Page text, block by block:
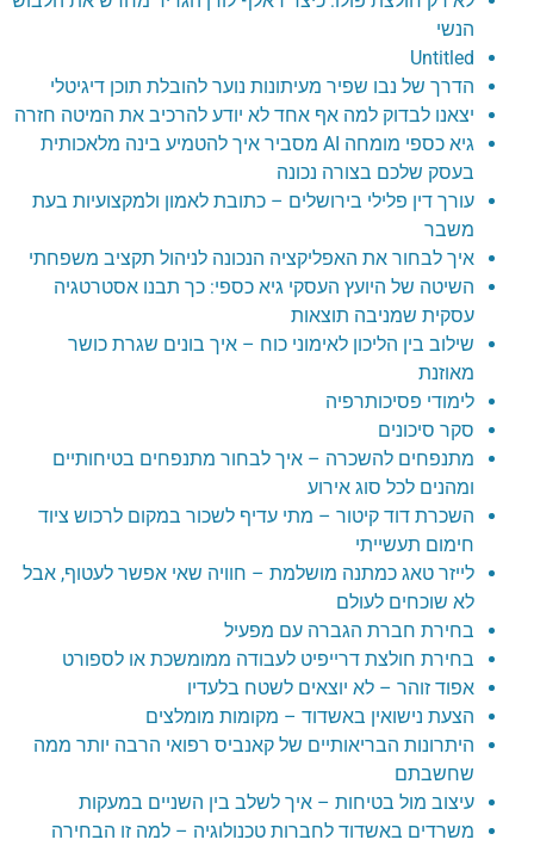
הנשי
Untitled
הדרך של נבו שפיר מעיתונות נוער להובלת תוכן דיגיטלי
יצאנו לבדוק למה אף אחד לא יודע להרכיב את המיטה חזרה
גיא כספי מומחה AI מסביר איך להטמיע בינה מלאכותית
בעסק שלכם בצורה נכונה
עורך דין פלילי בירושלים – כתובת לאמון ולמקצועיות בעת
משבר
איך לבחור את האפליקציה הנכונה לניהול תקציב משפחתי
השיטה של היועץ העסקי גיא כספי: כך תבנו אסטרטגיה
עסקית שמניבה תוצאות
שילוב בין הליכון לאימוני כוח – איך בונים שגרת כושר
מאוזנת
לימודי פסיכותרפיה
סקר סיכונים
מתנפחים להשכרה – איך לבחור מתנפחים בטיחותיים
ומהנים לכל סוג אירוע
השכרת דוד קיטור – מתי עדיף לשכור במקום לרכוש ציוד
חימום תעשייתי
לייזר טאג כמתנה מושלמת – חוויה שאי אפשר לעטוף, אבל
לא שוכחים לעולם
בחירת חברת הגברה עם מפעיל
בחירת חולצת דרייפיט לעבודה ממומשכת או לספורט
אפוד זוהר – לא יוצאים לשטח בלעדיו
הצעת נישואין באשדוד – מקומות מומלצים
היתרונות הבריאותיים של קאנביס רפואי הרבה יותר ממה
שחשבתם
עיצוב מול בטיחות – איך לשלב בין השניים במעקות
משרדים באשדוד לחברות טכנולוגיה – למה זו הבחירה